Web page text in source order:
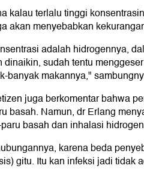
kalau terlalu tinggi
akan menyebabkan
adalah hidrogennya,
dinaikin, sudah tentu
banyak makannya,"
juga berkomentar bahwa
basah. Namun, dr Erlang
basah dan inhalasi
karena beda
gitu. Itu kan infeksi jadi tidak